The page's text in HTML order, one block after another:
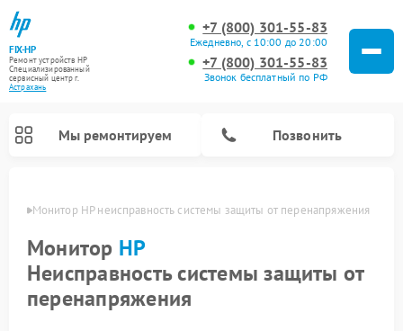
FIX-HP
Ремонт устройств HP
Специализированный
cервисный центр г.
Астрахань
+7 (800) 301-55-83
Ежедневно, с 10:00 до 20:00
+7 (800) 301-55-83
Звонок бесплатный по РФ
Мы ремонтируем Позвонить
Монитор HP неисправность системы защиты от перенапряжения
Монитор HP
Неисправность системы защиты от
перенапряжения